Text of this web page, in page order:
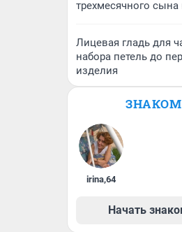
трехмесячного сына
Лицевая гладь для
набора петель до
изделия
irina,64
Начать